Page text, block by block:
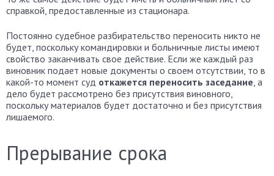
справкой, предоставленные из стационара.
Постоянно судебное разбирательство переносить никто не
будет, поскольку командировки и больничные листы имеют
свойство заканчивать свое действие. Если же каждый раз
виновник подает новые документы о своем отсутствии, то в
какой-то момент суд откажется переносить заседание , а
дело будет рассмотрено без присутствия виновного,
поскольку материалов будет достаточно и без присутствия
лишаемого.
Прерывание срока